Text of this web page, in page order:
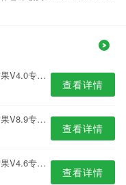
二四六天天好(944cc)大乐透开奖结果V4.0专业版
查看详情
二四六天天好(944cc)大乐透开奖结果V8.9专业版
查看详情
二四六天天好(944cc)大乐透开奖结果V4.6专业版
查看详情